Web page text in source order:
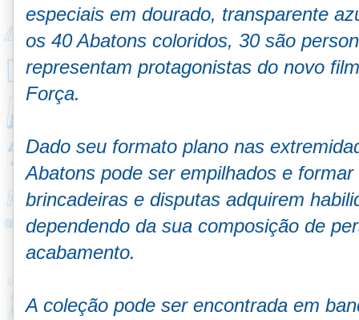
especiais em dourado, transparente
os 40 Abatons coloridos, 30 são
representam protagonistas do novo
Força.
Dado seu formato plano nas
Abatons pode ser empilhados e
brincadeiras e disputas adquirem
dependendo da sua composição de
acabamento.
A coleção pode ser encontrada em